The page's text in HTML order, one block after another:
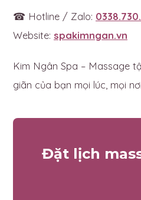
☎ Hotline / Zalo:
Website: spakimngan.vn
Kim Ngân Spa – Massage
giãn của bạn mọi lúc, mọi
Đặt lịch